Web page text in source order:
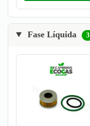
Fase Líquida 3